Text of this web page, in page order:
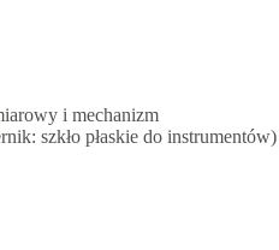
i mechanizm
szkło płaskie do instrumentów)